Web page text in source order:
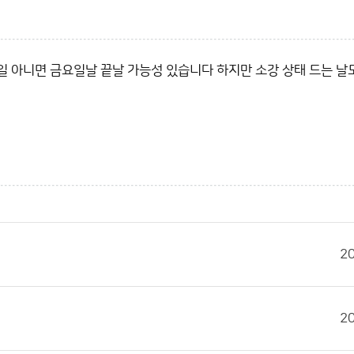
아니면 금요일날 끝날 가능성 있습니다 하지만 소강 상태 드는 날